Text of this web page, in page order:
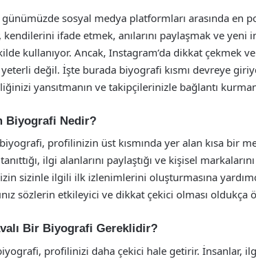
sosyal medya platformları arasında en
kendilerini ifade etmek, anılarını paylaşmak ve
kullanıyor. Ancak, Instagram’da dikkat çekmek
değil. İşte burada biyografi kısmı devreye
yansıtmanın ve takipçilerinizle bağlantı
Biyografi Nedir?
profilinizin üst kısmında yer alan kısa bir
ilgi alanlarını paylaştığı ve kişisel
sizinle ilgili ilk izlenimlerini oluşturmasına
sözlerin etkileyici ve dikkat çekici olması oldukça
Bir Biyografi Gereklidir?
profilinizi daha çekici hale getirir. İnsanlar,